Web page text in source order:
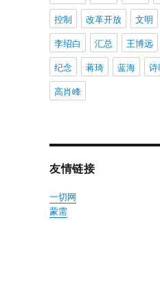
控制
改革开放 文明
李绍白
汇总 王博远
纪念
蒋琦 蓝海 诗
高肖峰
友情链接
一切网
蒙需